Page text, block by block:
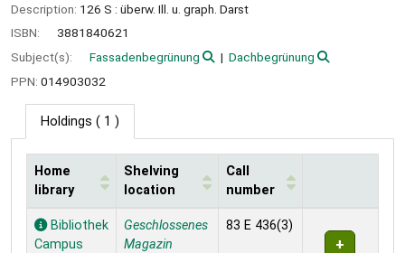
Description: 126 S : überw. Ill. u. graph. Darst
ISBN:
3881840621
Subject(s):
Fassadenbegrünung
Dachbegrünung
PPN: 014903032
Holdings ( 1 )
Holdings
Home
library
Shelving
location
Call
number
Bibliothek
Campus
Geschlossenes
Magazin
83 E 436(3)